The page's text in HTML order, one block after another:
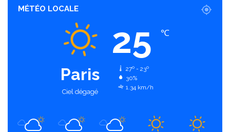
MÉTÉO LOCALE
Paris
Ciel dégagé
25 ℃
27º - 23º
30%
1.34 km/h